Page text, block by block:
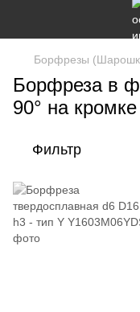
Борфрезы
Борфреза в
90° на
Фильтр